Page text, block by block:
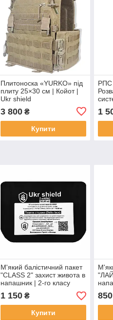
Плитоноска «YURKO» під
плиту 25×30 см | Койот |
Ukr shield
3 800₴
Купити
РПС
1
М'який балістичний пакет
"CLASS 2" захист живота в
напашник | 2-го класу
захисту (ДСТУ 8782:2018)
| Ukr shield
1 150₴
Купити
850